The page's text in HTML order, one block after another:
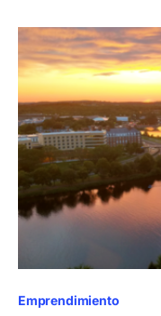
Emprendimiento